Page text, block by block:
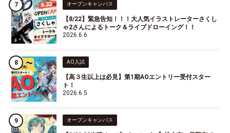
オープンキャンパス
【8/22】緊急告知！！！大人気イラストレーターさくし
ゃ2さんによるトーク＆ライブドローイング！！
2026.6.6
AO入試
【高３生以上は必見】第1期AOエントリー受付スター
ト！
2026.6.5
オープンキャンパス